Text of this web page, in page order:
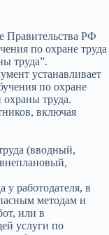
Правительства РФ
по охране труда
труда”.
устанавливает
по охране
охраны труда.
включая
(вводный,
у работодателя, в
методам и
или в
услуги по